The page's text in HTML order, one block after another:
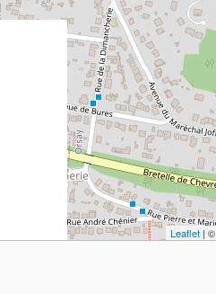
Leaflet | ©